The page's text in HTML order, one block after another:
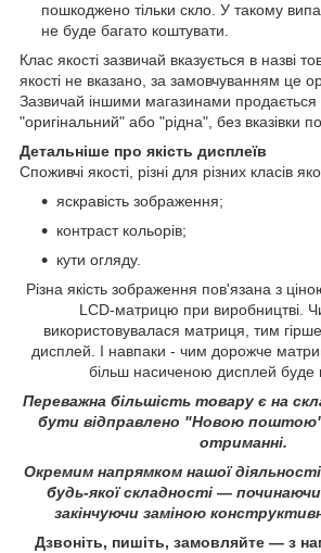
пошкоджено тільки скло. У такому
не буде багато коштувати.
Клас якості зазвичай вказується в назві
якості не вказано, за замовчуванням це
Зазвичай іншими магазинами продається
"оригінальний" або "рідна", без вказівки
Детальніше про якість дисплеїв
Споживчі якості, різні для різних класів
яскравість зображення;
контраст кольорів;
кути огляду.
Різна якість зображення пов'язана з
LCD-матрицю при виробництві.
використовувалася матриця, тим
дисплей. І навпаки - чим дорожче
більш насиченою дисплей буде
Переважна більшість товару є на
бути відправлено "Новою
отриманні.
Окремим напрямком нашої
будь-якої складності ―
закінчуючи заміною
Дзвоніть, пишіть, замовляйте ― з